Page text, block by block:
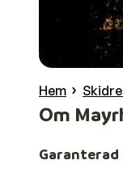
Hem
Om